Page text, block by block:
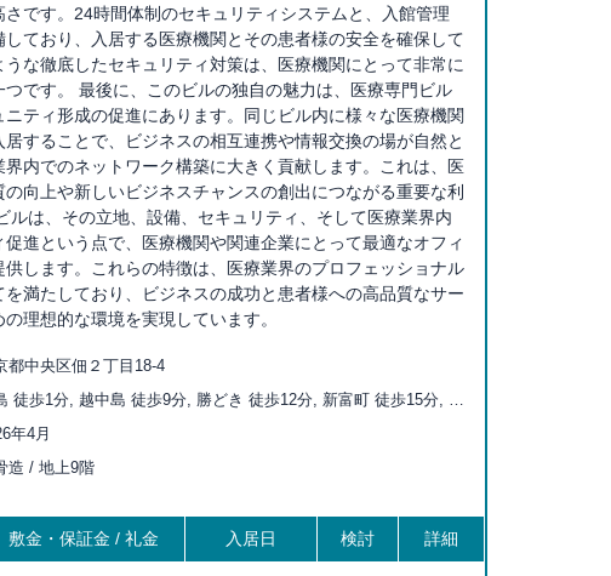
さです。24時間体制のセキュリティシステムと、入館管理
しており、入居する医療機関とその患者様の安全を確保して
うな徹底したセキュリティ対策は、医療機関にとって非常に
つです。 最後に、このビルの独自の魅力は、医療専門ビル
ニティ形成の促進にあります。同じビル内に様々な医療機関
することで、ビジネスの相互連携や情報交換の場が自然と
界内でのネットワーク構築に大きく貢献します。これは、医
向上や新しいビジネスチャンスの創出につながる重要な利
ルは、その立地、設備、セキュリティ、そして医療業界内
進という点で、医療機関や関連企業にとって最適なオフィ
供します。これらの特徴は、医療業界のプロフェッショナル
を満たしており、ビジネスの成功と患者様への高品質なサー
理想的な環境を実現しています。
都中央区佃２丁目18-4
徒歩1分, 越中島 徒歩9分, 勝どき 徒歩12分, 新富町 徒歩15分, 門
町 徒歩15分, 築地 徒歩15分, 八丁堀 徒歩16分, 豊洲 徒歩17分,
町 徒歩20分, 東銀座 徒歩20分
年4月
造 / 地上9階
敷金・保証金 / 礼金 入居日 検討 詳細